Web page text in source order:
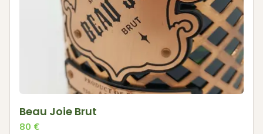
Beau Joie Brut
80 €